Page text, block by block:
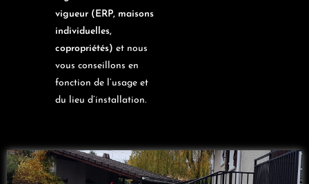
vigueur (ERP, maisons
individuelles,
copropriétés) et nous
vous conseillons en
fonction de l’usage et
du lieu d’installation.